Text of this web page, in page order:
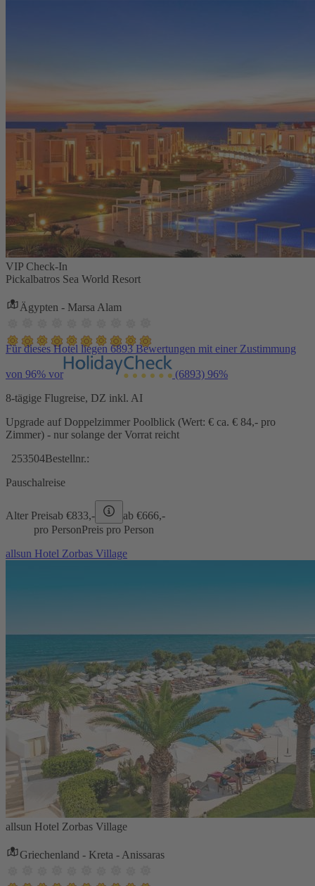
VIP Check-In
Pickalbatros Sea World Resort
Ägypten - Marsa Alam
Für dieses Hotel liegen 6893 Bewertungen mit einer Zustimmung
von 96% vor (6893) 96%
8-tägige Flugreise, DZ inkl. AI
Upgrade auf Doppelzimmer Poolblick (Wert: € ca. € 84,- pro
Zimmer) - nur solange der Vorrat reicht
253504Bestellnr.:
Pauschalreise
Alter Preisab €833,- ab €666,-
pro PersonPreis pro Person
allsun Hotel Zorbas Village
allsun Hotel Zorbas Village
Griechenland - Kreta - Anissaras